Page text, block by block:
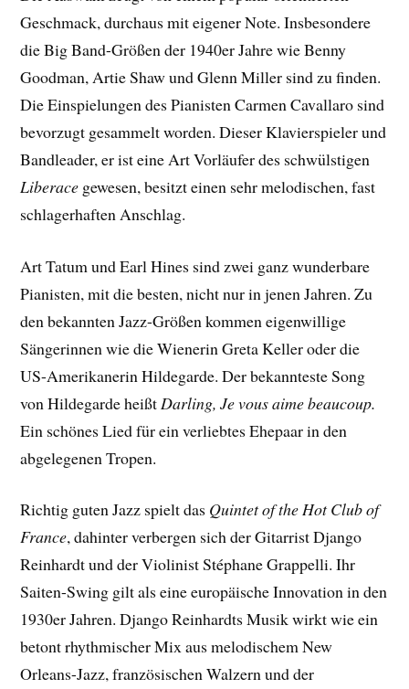
Geschmack, durchaus mit eigener Note. Insbesondere
die Big Band-Größen der 1940er Jahre wie Benny
Goodman, Artie Shaw und Glenn Miller sind zu finden.
Die Einspielungen des Pianisten Carmen Cavallaro sind
bevorzugt gesammelt worden. Dieser Klavierspieler und
Bandleader, er ist eine Art Vorläufer des schwülstigen
Liberace gewesen, besitzt einen sehr melodischen, fast
schlagerhaften Anschlag.
Art Tatum und Earl Hines sind zwei ganz wunderbare
Pianisten, mit die besten, nicht nur in jenen Jahren. Zu
den bekannten Jazz-Größen kommen eigenwillige
Sängerinnen wie die Wienerin Greta Keller oder die
US-Amerikanerin Hildegarde. Der bekannteste Song
von Hildegarde heißt Darling, Je vous aime beaucoup.
Ein schönes Lied für ein verliebtes Ehepaar in den
abgelegenen Tropen.
Richtig guten Jazz spielt das Quintet of the Hot Club of
France, dahinter verbergen sich der Gitarrist Django
Reinhardt und der Violinist Stéphane Grappelli. Ihr
Saiten-Swing gilt als eine europäische Innovation in den
1930er Jahren. Django Reinhardts Musik wirkt wie ein
betont rhythmischer Mix aus melodischem New
Orleans-Jazz, französischen Walzern und der